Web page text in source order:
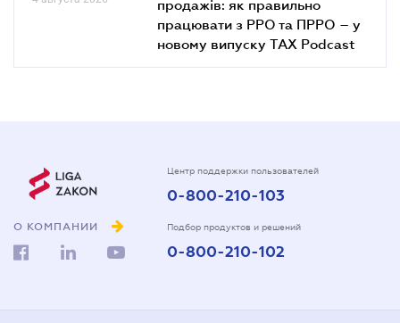
продажів: як правильно
працювати з РРО та ПРРО – у
новому випуску TAX Podcast
О КОМПАНИИ
Центр поддержки пользователей
0-800-210-103
Подбор продуктов и решений
0-800-210-102